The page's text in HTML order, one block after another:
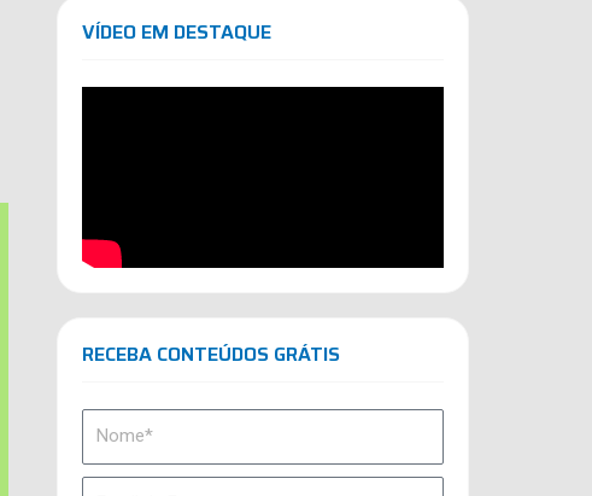
VÍDEO EM DESTAQUE
RECEBA CONTEÚDOS GRÁTIS